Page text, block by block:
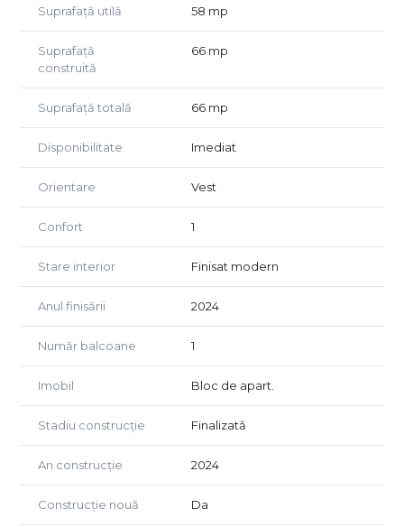
confort pentru familii, cupluri sau persoane care caută o
locuință eficient compartimentată într-un ansamblu
rezidențial modern.
Pentru detalii suplimentare și programarea unei vizionări,
vă invităm să ne contactați.
Suprafață utilă 58 mp
Suprafață
construită
66 mp
Suprafață totală 66 mp
Disponibilitate Imediat
Orientare Vest
Confort 1
Stare interior Finisat modern
Anul finisării 2024
Număr balcoane 1
Imobil Bloc de apart.
Stadiu construcție Finalizată
An construcție 2024
Construcție nouă Da